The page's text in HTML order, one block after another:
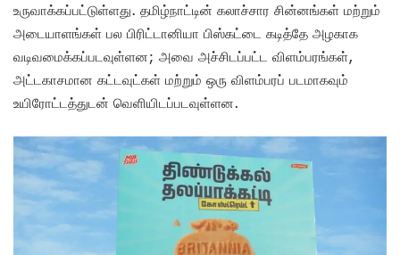
உருவாக்கப்பட்டுள்ளது. தமிழ்நாட்டின் கலாச்சார சின்னங்கள் மற்றும்
அடையாளங்கள் பல பிரிட்டானியா பிஸ்கட்டை கடித்தே அழகாக
வடிவமைக்கப்படவுள்ளன; அவை அச்சிடப்பட்ட விளம்பரங்கள்,
அட்டகாசமான கட்டவுட்கள் மற்றும் ஒரு விளம்பரப் படமாகவும்
உயிரோட்டத்துடன் வெளியிடப்படவுள்ளன.